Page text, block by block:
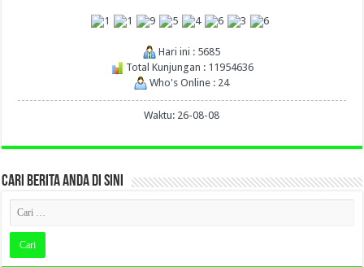
Hari ini : 5685
Total Kunjungan : 11954636
Who's Online : 24
Waktu: 26-08-08
CARI BERITA ANDA DI SINI